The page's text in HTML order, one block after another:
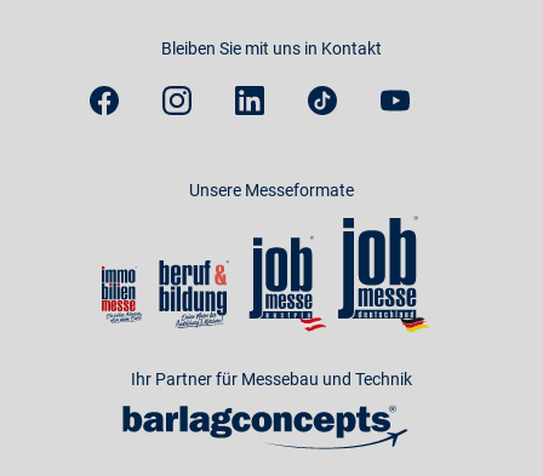
Bleiben Sie mit uns in Kontakt
Unsere Messeformate
Ihr Partner für Messebau und Technik